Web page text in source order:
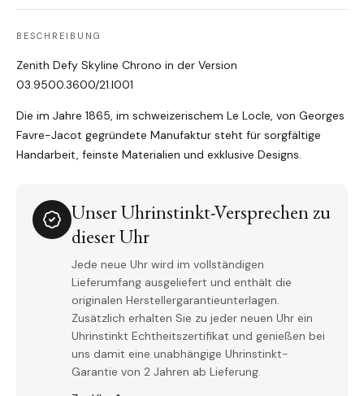
BESCHREIBUNG
Zenith Defy Skyline Chrono in der Version
03.9500.3600/21.I001
Die im Jahre 1865, im schweizerischem Le Locle, von Georges
Favre-Jacot gegründete Manufaktur steht für sorgfältige
Handarbeit, feinste Materialien und exklusive Designs.
Unser Uhrinstinkt-Versprechen zu
dieser Uhr
Jede neue Uhr wird im vollständigen
Lieferumfang ausgeliefert und enthält die
originalen Herstellergarantieunterlagen.
Zusätzlich erhalten Sie zu jeder neuen Uhr ein
Uhrinstinkt Echtheitszertifikat und genießen bei
uns damit eine unabhängige Uhrinstinkt-
Garantie von 2 Jahren ab Lieferung.